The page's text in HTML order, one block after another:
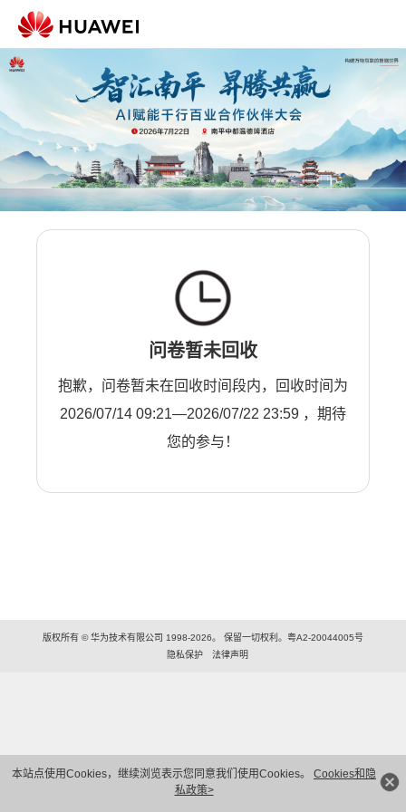
本站点使用Cookies，继续浏览表示您同意我们使用Cookies。 Cookies和隐
私政策>
问卷暂未回收
抱歉，问卷暂未在回收时间段内，回收时间为
2026/07/14 09:21—2026/07/22 23:59 ，期待
您的参与！
版权所有 © 华为技术有限公司 1998-2026。 保留一切权利。粤A2-20044005号
隐私保护
法律声明